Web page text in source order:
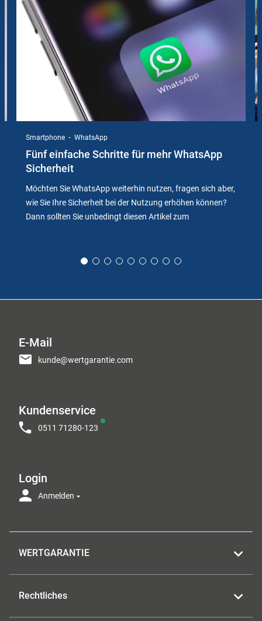
Instructions
Smartphone WhatsApp
Fünf einfache Schritte für mehr WhatsApp
Sicherheit
Möchten Sie WhatsApp weiterhin nutzen, fragen sich aber,
wie Sie Ihre Sicherheit bei der Nutzung erhöhen können?
Dann sollten Sie unbedingt diesen Artikel zum
E-Mail
kunde@wertgarantie.com
Kundenservice
0511 71280-123
Login
Anmelden
WERTGARANTIE
Rechtliches